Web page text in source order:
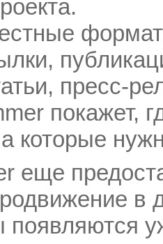
пресс-
покажет,
которые
еще
в
появляются